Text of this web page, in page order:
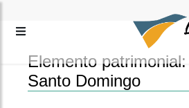
Elemento
Santo Domingo